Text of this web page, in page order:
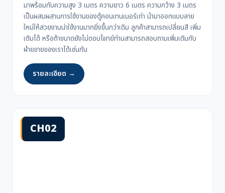
มาพร้อมกับความสูง 3 เมตร ความยาว 6 เมตร ความกว้าง 3 เมตร
เป็นผสมผสานการใช้งานของตู้คอนเทนเนอร์เก่า นำมาออกแบบลาย
ใหม่ให้สวยงามน่าใช้งานมากยิ่งขึ้นกว่าเดิม ลูกค้าสามารถเปลี่ยนสี เพิ่ม
เติมได้ หรือถ้าขนาดยังไม่ตอบโจทย์ท่านสามารถสอบถามเพิ่มเติมกับ
ฝ่ายขายของเราได้เช่นกัน
รายละเอียด →
CH02